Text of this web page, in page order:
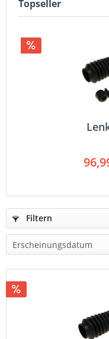
Topseller
Filtern